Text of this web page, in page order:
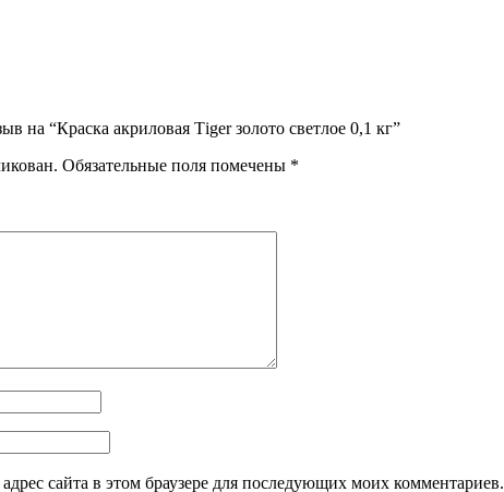
на “Краска акриловая Тiger золото светлое 0,1 кг”
Обязательные поля помечены *
сайта в этом браузере для последующих моих комментариев.